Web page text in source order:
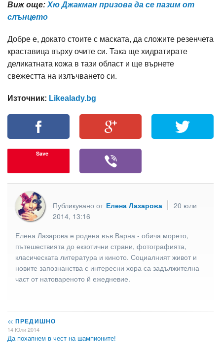
Виж още: Хю Джакман призова да се пазим от
слънцето
Добре е, докато стоите с маската, да сложите резенчета
краставица върху очите си. Така ще хидратирате
деликатната кожа в тази област и ще върнете
свежестта на излъчването си.
Източник: Likealady.bg
Save
Публикувано от Елена Лазарова
20 юли
2014, 13:16
Елена Лазарова е родена във Варна - обича морето,
пътешествията до екзотични страни, фотографията,
класическата литература и киното. Социалният живот и
новите запознанства с интересни хора са задължителна
част от натовареното й ежедневие.
<< ПРЕДИШНО
14 Юли 2014
Да похапнем в чест на шампионите!